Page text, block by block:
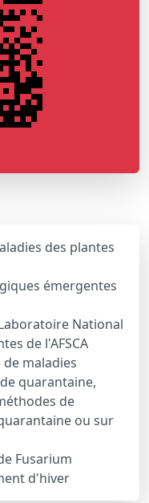
des plantes
émergentes
National
de l'AFSCA
maladies
quarantaine,
de
ou sur
Fusarium
d'hiver